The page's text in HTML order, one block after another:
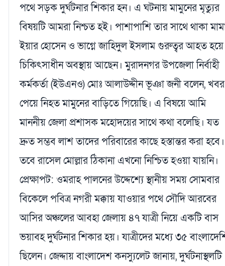
পথে সড়ক দুর্ঘটনার শিকার হন। এ ঘটনায় মামুনের মৃত্যুর
বিষয়টি আমরা নিশ্চত হই। পাশাপাশি তার সাথে থাকা
ইয়ার হোসেন ও ভাগ্নে জাহিদুল ইসলাম গুরুত্বর আহত হয়ে
চিকিৎসাধীন অবস্থায় আছেন। মুরাদনগর উপজেলা নির্বাহী
কর্মকর্তা (ইউএনও) মোঃ আলাউদ্দীন ভূঞা জনী বলেন, খবর
পেয়ে নিহত মামুনের বাড়িতে গিয়েছি। এ বিষয়ে আমি
মাননীয় জেলা প্রশাসক মহোদয়ের সাথে কথা বলেছি। যত
দ্রুত সম্ভব লাশ তাদের পরিবারের কাছে হস্তান্তর করা হবে।
তবে রাসেল মোল্লার ঠিকানা এখনো নিশ্চিত হওয়া যায়নি।
প্রেক্ষাপট: ওমরাহ পালনের উদ্দেশ্যে স্থানীয় সময় সোমবার
বিকেলে পবিত্র নগরী মক্কায় যাওয়ার পথে সৌদি আরবের
আসির অঞ্চলের আবহা জেলায় ৪৭ যাত্রী নিয়ে একটি বাস
ভয়াবহ দুর্ঘটনার শিকার হয়। যাত্রীদের মধ্যে ৩৫
ছিলেন। জেদ্দায় বাংলাদেশ কনস্যুলেট জানায়, দুর্ঘটনাস্থলটি